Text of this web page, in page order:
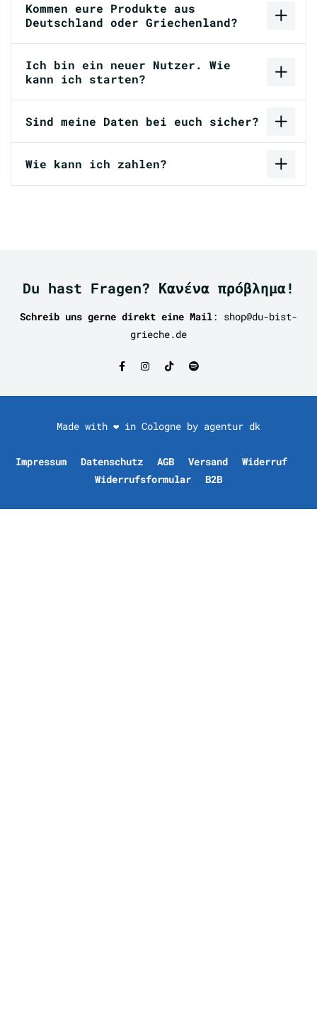
Kommen eure Produkte aus
Deutschland oder Griechenland?
Ich bin ein neuer Nutzer. Wie
kann ich starten?
Sind meine Daten bei euch sicher?
Wie kann ich zahlen?
Du hast Fragen? Κανένα πρόβλημα!
Schreib uns gerne direkt eine Mail: shop@du-bist-
grieche.de
Made with ❤ in Cologne by agentur dk
Impressum Datenschutz AGB Versand
Widerruf
Widerrufsformular
B2B